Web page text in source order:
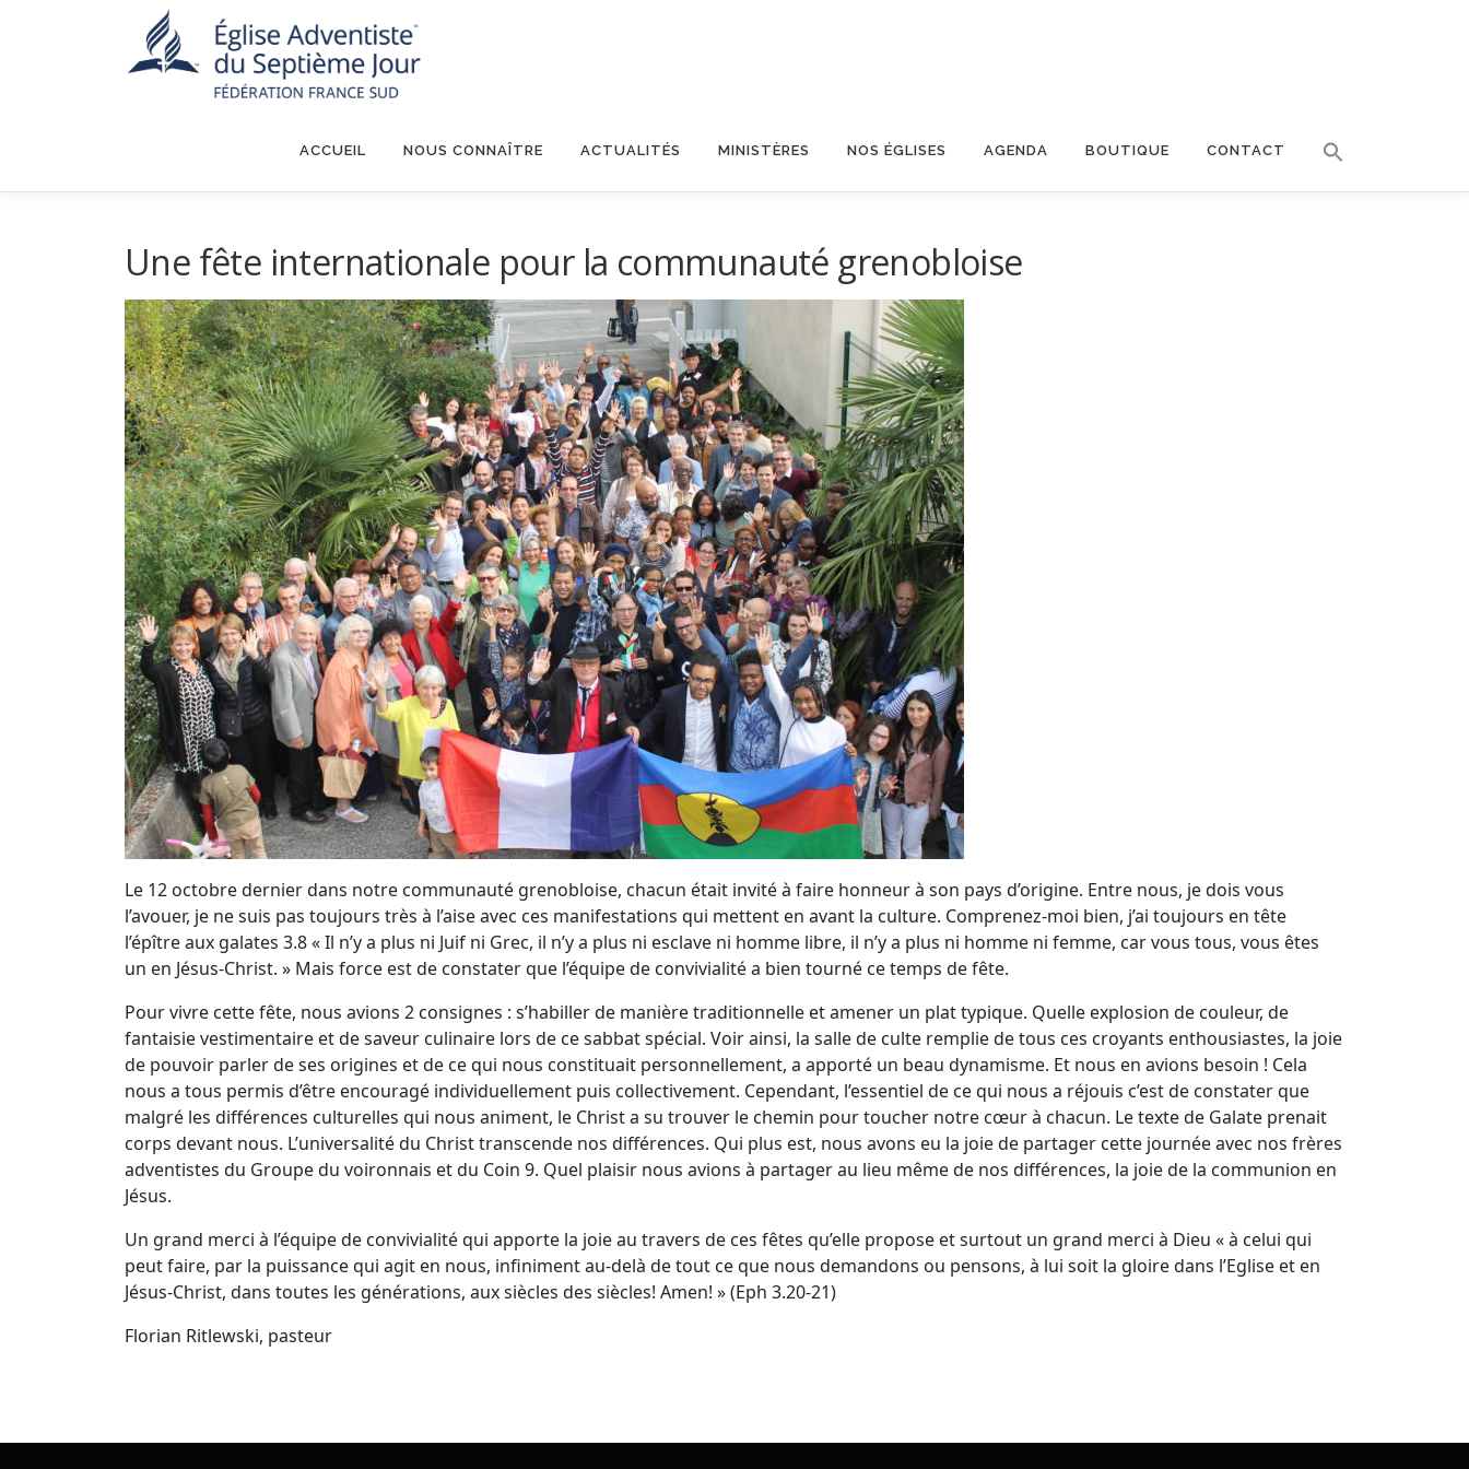
ACCUEIL NOUS CONNAÎTRE ACTUALITÉS MINISTÈRES NOS ÉGLISES AGENDA BOUTIQUE CONTACT
Une fête internationale pour la communauté grenobloise
Le 12 octobre dernier dans notre communauté grenobloise, chacun était invité à faire honneur à son pays d’origine. Entre nous, je dois vous
l’avouer, je ne suis pas toujours très à l’aise avec ces manifestations qui mettent en avant la culture. Comprenez-moi bien, j’ai toujours en tête
l’épître aux galates 3.8 « Il n’y a plus ni Juif ni Grec, il n’y a plus ni esclave ni homme libre, il n’y a plus ni homme ni femme, car vous tous, vous êtes
un en Jésus-Christ. » Mais force est de constater que l’équipe de convivialité a bien tourné ce temps de fête.
Pour vivre cette fête, nous avions 2 consignes : s’habiller de manière traditionnelle et amener un plat typique. Quelle explosion de couleur, de
fantaisie vestimentaire et de saveur culinaire lors de ce sabbat spécial. Voir ainsi, la salle de culte remplie de tous ces croyants enthousiastes, la joie
de pouvoir parler de ses origines et de ce qui nous constituait personnellement, a apporté un beau dynamisme. Et nous en avions besoin ! Cela
nous a tous permis d’être encouragé individuellement puis collectivement. Cependant, l’essentiel de ce qui nous a réjouis c’est de constater que
malgré les différences culturelles qui nous animent, le Christ a su trouver le chemin pour toucher notre cœur à chacun. Le texte de Galate prenait
corps devant nous. L’universalité du Christ transcende nos différences. Qui plus est, nous avons eu la joie de partager cette journée avec nos frères
adventistes du Groupe du voironnais et du Coin 9. Quel plaisir nous avions à partager au lieu même de nos différences, la joie de la communion en
Jésus.
Un grand merci à l’équipe de convivialité qui apporte la joie au travers de ces fêtes qu’elle propose et surtout un grand merci à Dieu « à celui qui
peut faire, par la puissance qui agit en nous, infiniment au-delà de tout ce que nous demandons ou pensons, à lui soit la gloire dans l’Eglise et en
Jésus-Christ, dans toutes les générations, aux siècles des siècles! Amen! » (Eph 3.20-21)
Florian Ritlewski, pasteur